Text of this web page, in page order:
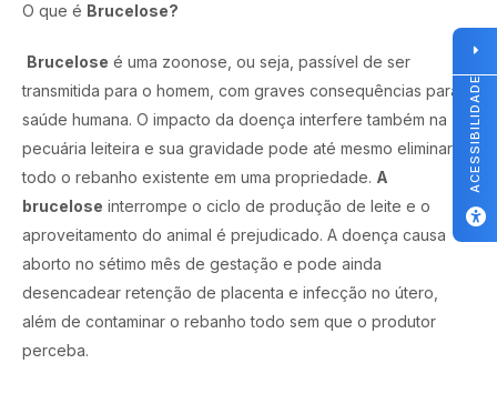
O que é Brucelose?
Brucelose é uma zoonose, ou seja, passível de ser
transmitida para o homem, com graves consequências para a
saúde humana. O impacto da doença interfere também na
pecuária leiteira e sua gravidade pode até mesmo eliminar
todo o rebanho existente em uma propriedade. A
brucelose interrompe o ciclo de produção de leite e o
aproveitamento do animal é prejudicado. A doença causa
aborto no sétimo mês de gestação e pode ainda
desencadear retenção de placenta e infecção no útero,
além de contaminar o rebanho todo sem que o produtor
perceba.
ACESSIBILIDADE